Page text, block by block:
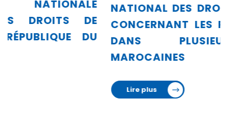
NATIONAL DES DROITS DE L’HOMME
CONCERNANT LES PROTESTATIONS
DANS PLUSIEURS VILLES